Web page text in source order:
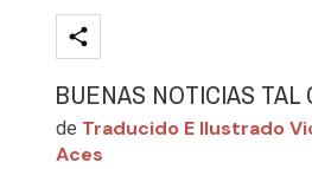
BUENAS NOTICIAS TAL
de Traducido E Ilustrado
Aces